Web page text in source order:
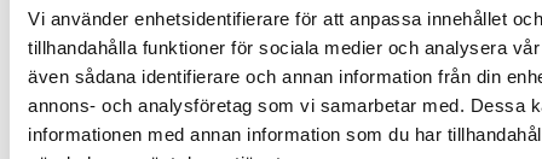
Vi använder enhetsidentifierare för att anpassa innehållet
tillhandahålla funktioner för sociala medier och analysera
även sådana identifierare och annan information från din
annons- och analysföretag som vi samarbetar med. Dessa
informationen med annan information som du har